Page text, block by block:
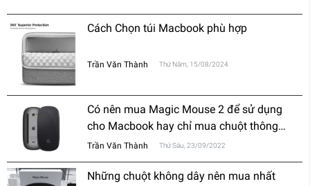
Cách Chọn túi Macbook phù hợp
Trần Văn Thành Thứ Năm, 15/08/2024
Có nên mua Magic Mouse 2 để sử dụng
cho Macbook hay chỉ mua chuột thông
thường?
Trần Văn Thành Thứ Sáu, 23/09/2022
Những chuột không dây nên mua nhất